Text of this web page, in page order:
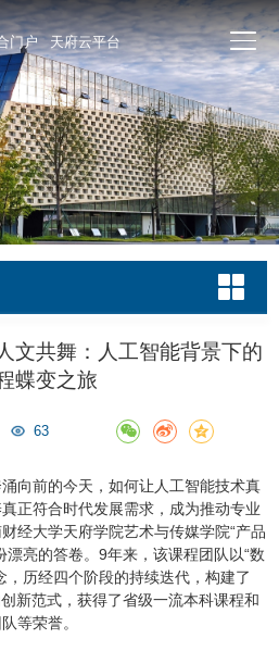
门户 天府云平台
文共舞：人工智能背景下的
蝶变之旅
63
向前的今天，如何让人工智能技术真
正符合时代发展需求，成为推动专业
经大学天府学院艺术与传媒学院“产品
漂亮的答卷。9年来，该课程团队以“数
，历经四个阶段的持续迭代，构建了
新范式，获得了省级一流本科课程和
等荣誉。